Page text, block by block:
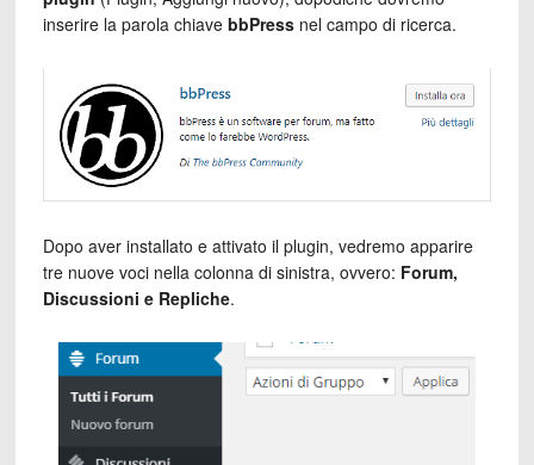
inserire la parola chiave bbPressnel campo di ricerca.
Dopo aver installato e attivato il plugin, vedremo apparire
tre nuove voci nella colonna di sinistra, ovvero: Forum,
Discussioni e Repliche.